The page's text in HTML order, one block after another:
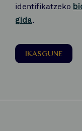
identifikatzeko
gida.
IKASGUNE